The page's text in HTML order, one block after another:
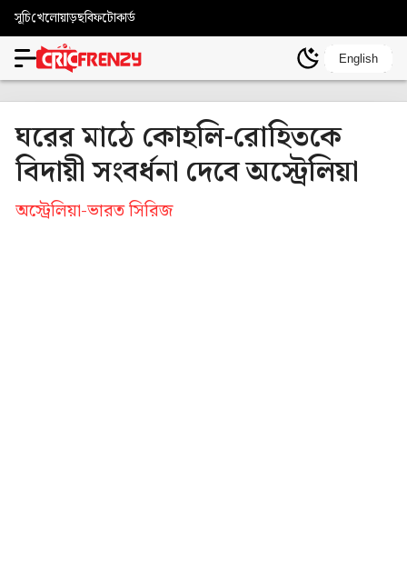
সূচিখেলোয়াড়ছবিফটোকার্ড
English
ঘরের মাঠে কোহলি-রোহিতকে
বিদায়ী সংবর্ধনা দেবে অস্ট্রেলিয়া
অস্ট্রেলিয়া-ভারত সিরিজ